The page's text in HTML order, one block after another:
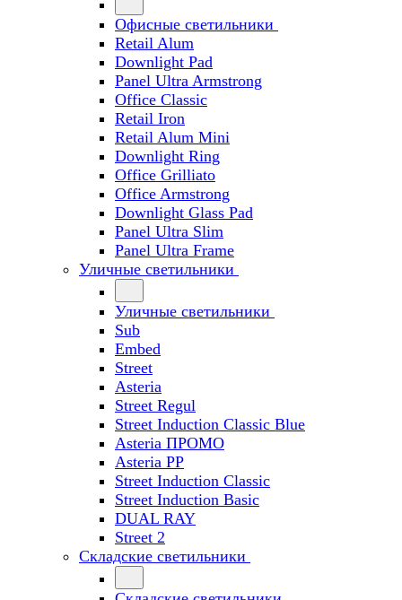
Офисные светильники
Retail Alum
Downlight Pad
Panel Ultra Armstrong
Office Classic
Retail Iron
Retail Alum Mini
Downlight Ring
Office Grilliato
Office Armstrong
Downlight Glass Pad
Panel Ultra Slim
Panel Ultra Frame
Уличные светильники
Уличные светильники
Sub
Embed
Street
Asteria
Street Regul
Street Induction Classic Blue
Asteria ПРОМО
Asteria PP
Street Induction Classic
Street Induction Basic
DUAL RAY
Street 2
Складские светильники